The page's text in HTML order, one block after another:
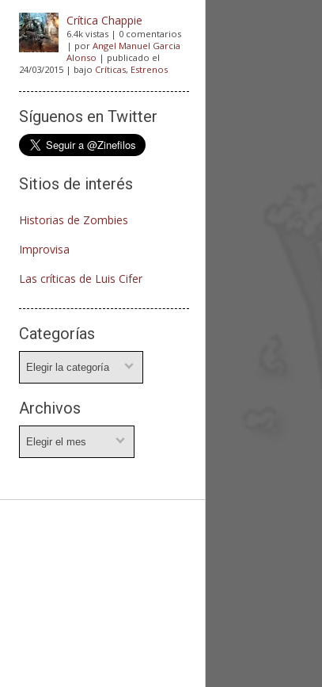
Crítica Chappie
6.4k vistas | 0 comentarios
| porAngel Manuel Garcia
Alonso | publicado el
24/03/2015 | bajo Críticas, Estrenos
Síguenos en Twitter
Sitios de interés
Historias de Zombies
Improvisa
Las críticas de Luis Cifer
Categorías
Archivos